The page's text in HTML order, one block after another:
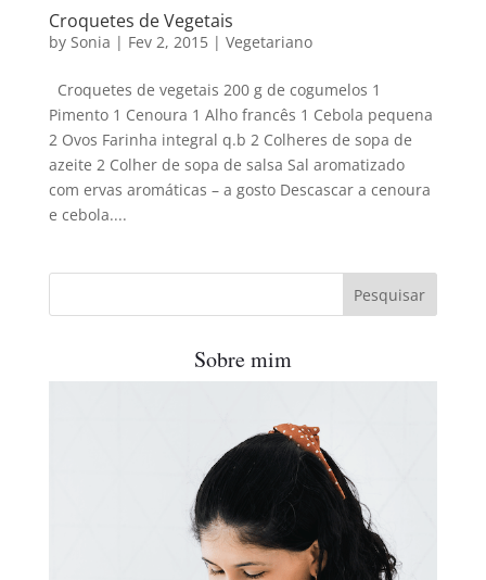
Croquetes de Vegetais
by Sonia | Fev 2, 2015| Vegetariano
Croquetes de vegetais 200 g de cogumelos 1
Pimento 1 Cenoura 1 Alho francês 1 Cebola pequena
2 Ovos Farinha integral q.b 2 Colheres de sopa de
azeite 2 Colher de sopa de salsa Sal aromatizado
com ervas aromáticas – a gosto Descascar a cenoura
e cebola....
Sobre mim